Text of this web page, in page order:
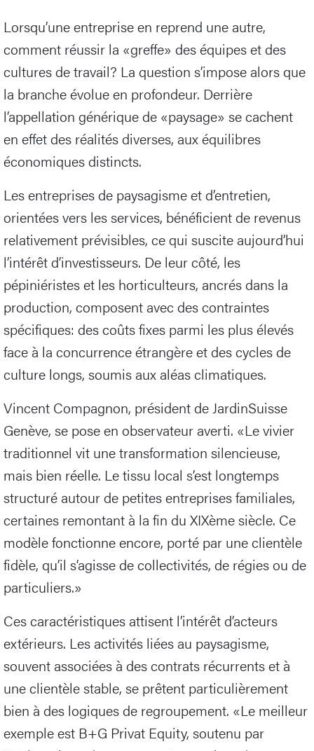
Lorsqu’une entreprise en reprend une autre,
comment réussir la «greffe» des équipes et des
cultures de travail? La question s’impose alors que
la branche évolue en profondeur. Derrière
l’appellation générique de «paysage» se cachent
en effet des réalités diverses, aux équilibres
économiques distincts.
Les entreprises de paysagisme et d’entretien,
orientées vers les services, bénéficient de revenus
relativement prévisibles, ce qui suscite aujourd’hui
l’intérêt d’investisseurs. De leur côté, les
pépiniéristes et les horticulteurs, ancrés dans la
production, composent avec des contraintes
spécifiques: des coûts fixes parmi les plus élevés
face à la concurrence étrangère et des cycles de
culture longs, soumis aux aléas climatiques.
Vincent Compagnon, président de JardinSuisse
Genève, se pose en observateur averti. «Le vivier
traditionnel vit une transformation silencieuse,
mais bien réelle. Le tissu local s’est longtemps
structuré autour de petites entreprises familiales,
certaines remontant à la fin du XIXème siècle. Ce
modèle fonctionne encore, porté par une clientèle
fidèle, qu’il s’agisse de collectivités, de régies ou de
particuliers.»
Ces caractéristiques attisent l’intérêt d’acteurs
extérieurs. Les activités liées au paysagisme,
souvent associées à des contrats récurrents et à
une clientèle stable, se prêtent particulièrement
bien à des logiques de regroupement. «Le meilleur
exemple est B+G Privat Equity, soutenu par